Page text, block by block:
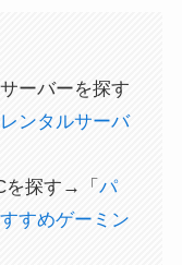
ーバーを探す
ンタルサーバ
を探す→「パ
すめゲーミン